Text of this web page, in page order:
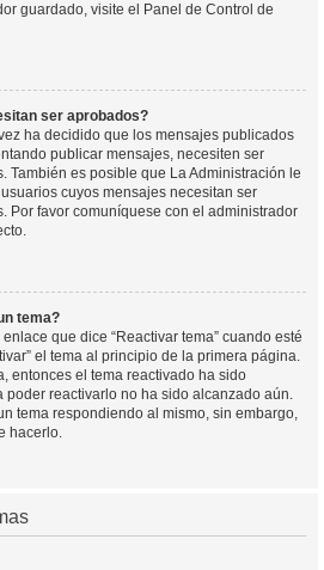
guardado, visite el Panel de Control de
ser aprobados?
ha decidido que los mensajes publicados
publicar mensajes, necesiten ser
También es posible que La Administración le
cuyos mensajes necesitan ser
Por favor comuníquese con el administrador
tema?
que dice “Reactivar tema” cuando esté
el tema al principio de la primera página.
entonces el tema reactivado ha sido
reactivarlo no ha sido alcanzado aún.
tema respondiendo al mismo, sin embargo,
hacerlo.